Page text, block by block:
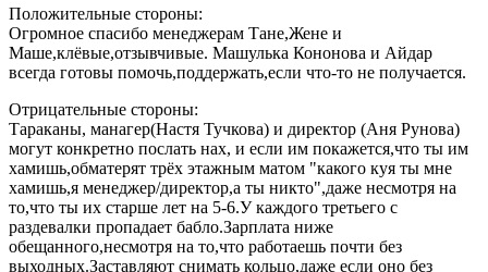
Положительные стороны:
Огромное спасибо менеджерам Тане,Жене и
Маше,клёвые,отзывчивые. Машулька Кононова и Айдар
всегда готовы помочь,поддержать,если что-то не получается.
Отрицательные стороны:
Тараканы, манагер(Настя Тучкова) и директор (Аня Рунова)
могут конкретно послать нах, и если им покажется,что ты им
хамишь,обматерят трёх этажным матом "какого куя ты мне
хамишь,я менеджер/директор,а ты никто",даже несмотря на
то,что ты их старше лет на 5-6.У каждого третьего с
раздевалки пропадает бабло.Зарплата ниже
обещанного,несмотря на то,что работаешь почти без
выходных.Заставляют снимать кольцо,даже если оно без